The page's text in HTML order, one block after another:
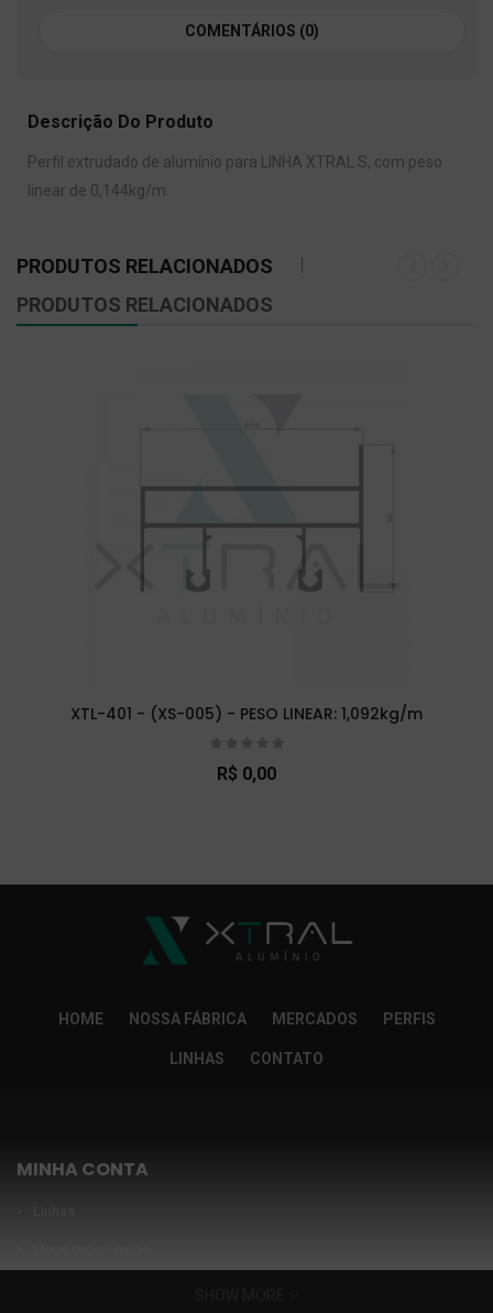
COMENTÁRIOS (0)
Descrição Do Produto
Perfil extrudado de alumínio para LINHA XTRAL S, com peso
linear de 0,144kg/m.
PRODUTOS RELACIONADOS
PRODUTOS RELACIONADOS
XTL-401 - (XS-005) - PESO LINEAR: 1,092kg/m
R$ 0,00
HOME NOSSA FÁBRICA MERCADOS PERFIS
LINHAS CONTATO
MINHA CONTA